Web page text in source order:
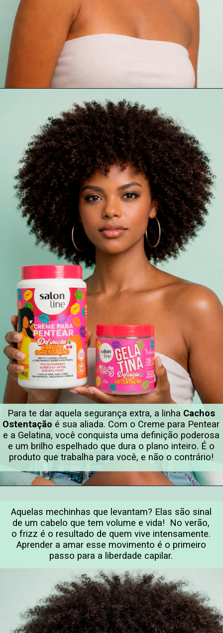
Para te dar aquela segurança extra, a linha Cachos
Ostentação é sua aliada. Com o Creme para Pentear
e a Gelatina, você conquista uma definição poderosa
e um brilho espelhado que dura o plano inteiro. É o
produto que trabalha para você, e não o contrário!
Aquelas mechinhas que levantam? Elas são sinal
de um cabelo que tem volume e vida! No verão,
o frizz é o resultado de quem vive intensamente.
Aprender a amar esse movimento é o primeiro
passo para a liberdade capilar.